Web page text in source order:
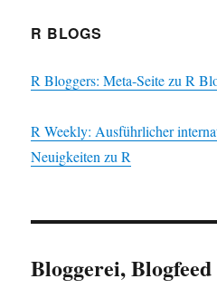
R BLOGS
R Bloggers: Meta-Seite zu R
R Weekly: Ausführlicher
Neuigkeiten zu R
Bloggerei, Blogfeed